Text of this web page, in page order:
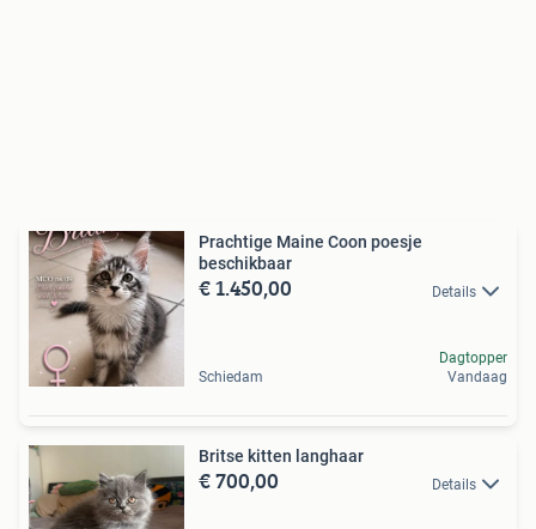
Prachtige Maine Coon poesje
beschikbaar
€ 1.450,00 Details
Schiedam
Dagtopper
Vandaag
Britse kitten langhaar
€ 700,00 Details